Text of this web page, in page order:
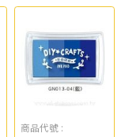
商品代號 :